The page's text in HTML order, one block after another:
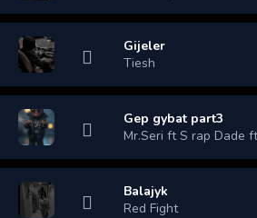
Gijeler
Tiesh
Gep gybat part3
Mr.Seri ft S rap Dade
Balajyk
Red Fight